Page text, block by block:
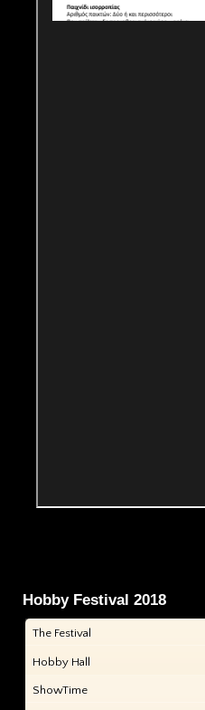
Hobby Festival 2018
The Festival
Hobby Hall
ShowTime